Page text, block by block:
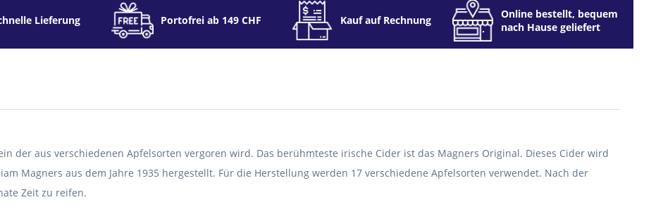
Lieferung Portofrei ab 149 CHF Kauf auf Rechnung
Online bestellt, bequem
nach Hause geliefert
der aus verschiedenen Apfelsorten vergoren wird. Das berühmteste irische Cider ist das Magners Original. Dieses Cider wird
Magners aus dem Jahre 1935 hergestellt. Für die Herstellung werden 17 verschiedene Apfelsorten verwendet. Nach der
Zeit zu reifen.